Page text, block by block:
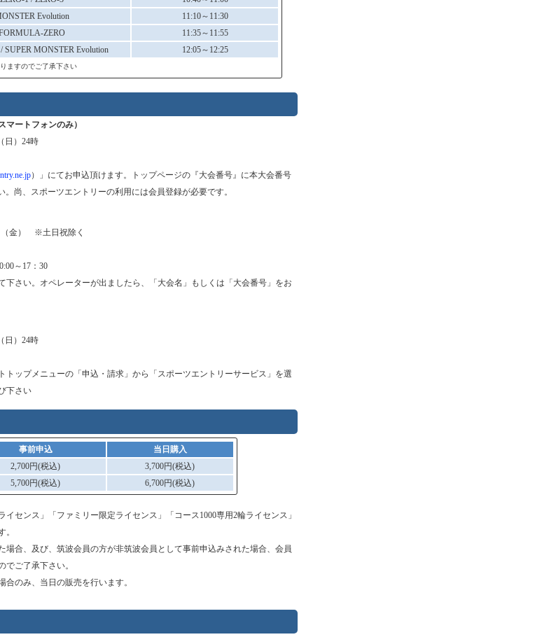
Evolution
11:10～11:30
ZERO
11:35～11:55
SUPER MONSTER Evolution 12:05～12:25
ますのでご了承下さい
マートフォンのみ）
日）24時
）」にてお申込頂けます。トップページの『大会番号』に本大会番号
尚、スポーツエントリーの利用には会員登録が必要です。
（金） ※土日祝除く
～17：30
下さい。オペレーターが出ましたら、「大会名」もしくは「大会番号」をお
日）24時
トップメニューの「申込・請求」から「スポーツエントリーサービス」を選
下さい
事前申込
当日購入
2,700円(税込)
3,700円(税込)
5,700円(税込) 6,700円(税込)
センス」「ファミリー限定ライセンス」「コース1000専用2輪ライセンス」
合、及び、筑波会員の方が非筑波会員として事前申込みされた場合、会員
ご了承下さい。
のみ、当日の販売を行います。